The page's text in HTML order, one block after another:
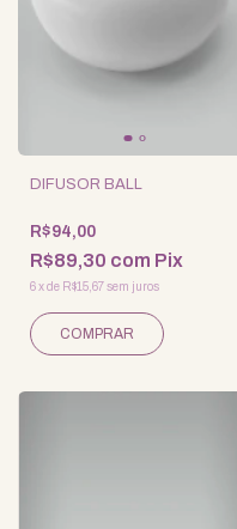
DIFUSOR BALL
R$94,00
R$89,30 com Pix
6xde R$15,67sem juros